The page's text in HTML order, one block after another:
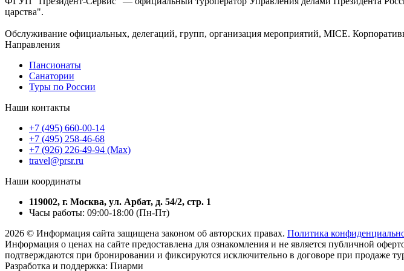
царства".
Обслуживание официальных, делегаций, групп, организация мероприятий, MICE.
Направления
Пансионаты
Санатории
Туры по России
Наши контакты
+7 (495) 660-00-14
+7 (495) 258-46-68
+7 (926) 226-49-94 (Max)
travel@prsr.ru
Наши координаты
119002, г. Москва, ул. Арбат, д. 54/2, стр. 1
Часы работы: 09:00-18:00 (Пн-Пт)
2026 © Информация сайта защищена законом об авторских правах. Политика
Информация о ценах на сайте предоставлена для ознакомления и не является публичной
подтверждаются при бронировании и фиксируются исключительно в договоре при продаже
Разработка и поддержка: Пиарми